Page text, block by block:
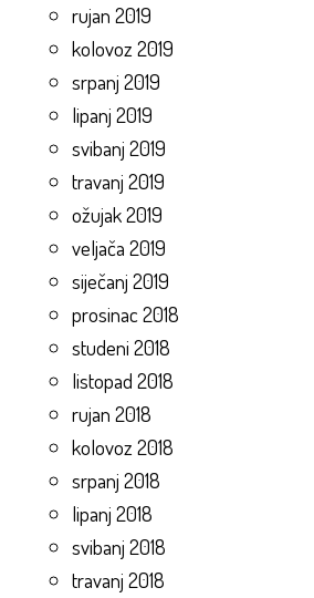
rujan 2019
kolovoz 2019
srpanj 2019
lipanj 2019
svibanj 2019
travanj 2019
ožujak 2019
veljača 2019
siječanj 2019
prosinac 2018
studeni 2018
listopad 2018
rujan 2018
kolovoz 2018
srpanj 2018
lipanj 2018
svibanj 2018
travanj 2018